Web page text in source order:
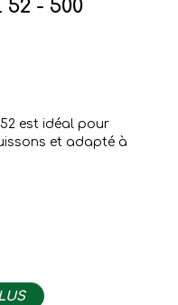
52 - 500
pour
et adapté à